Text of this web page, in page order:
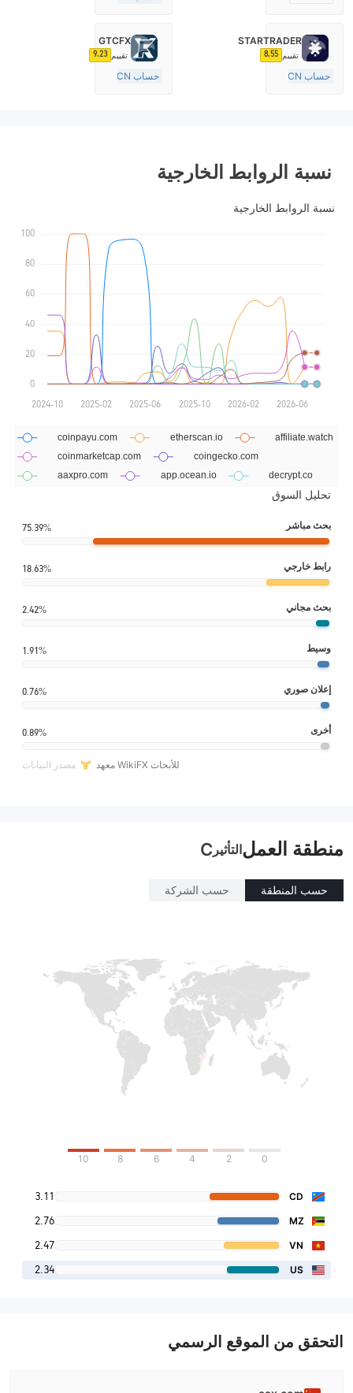
صناعة السوق (MM)
STARTRADER
تقييم 8.55
حساب ECN
GTCFX
تقييم 9.23
حساب ECN
نسبة الروابط الخارجية
تحليل السوق
بحث مباشر 75.39%
رابط خارجي 18.63%
بحث مجاني 2.42%
وسيط 1.91%
إعلان صوري 0.76%
أخرى 0.89%
مصدر البيانات معهد WikiFX للأبحاث
منطقة العملالتأثير C
حسب المنطقة حسب الشركة
0
2
4
6
8
10
CD
3.11
MZ
2.76
VN
2.47
US
2.34
التحقق من الموقع الرسمي